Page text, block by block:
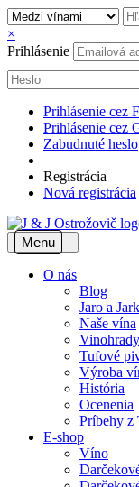
×
Prihlásenie
Prihlásenie cez
Prihlásenie cez
Zabudnuté heslo
Registrácia
Nová registrácia
Menu
O nás
Blog
Jaro a
Naše vína
Vinohrady
Tufové
Výroba
História
Ocenenia
Príbehy z
E-shop
Víno